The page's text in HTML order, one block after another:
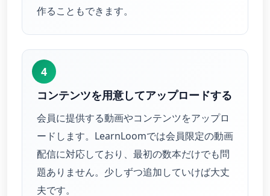
作ることもできます。
4
コンテンツを用意してアップロードする
会員に提供する動画やコンテンツをアップロ
ードします。LearnLoomでは会員限定の動画
配信に対応しており、最初の数本だけでも問
題ありません。少しずつ追加していけば大丈
夫です。